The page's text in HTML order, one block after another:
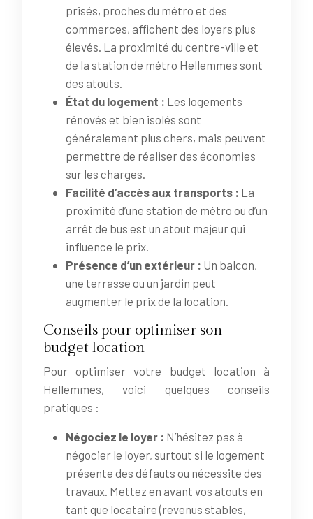
prisés, proches du métro et des
commerces, affichent des loyers plus
élevés. La proximité du centre-ville et
de la station de métro Hellemmes sont
des atouts.
État du logement : Les logements
rénovés et bien isolés sont
généralement plus chers, mais peuvent
permettre de réaliser des économies
sur les charges.
Facilité d’accès aux transports : La
proximité d’une station de métro ou d’un
arrêt de bus est un atout majeur qui
influence le prix.
Présence d’un extérieur : Un balcon,
une terrasse ou un jardin peut
augmenter le prix de la location.
Conseils pour optimiser son
budget location
Pour optimiser votre budget location à
Hellemmes, voici quelques conseils
pratiques :
Négociez le loyer : N’hésitez pas à
négocier le loyer, surtout si le logement
présente des défauts ou nécessite des
travaux. Mettez en avant vos atouts en
tant que locataire (revenus stables,